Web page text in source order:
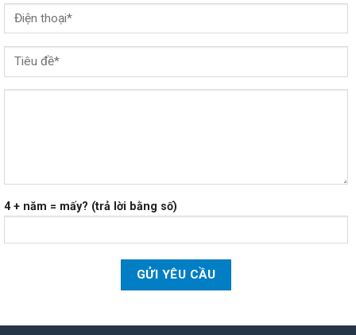
4 + năm = mấy? (trả lời bằng số)